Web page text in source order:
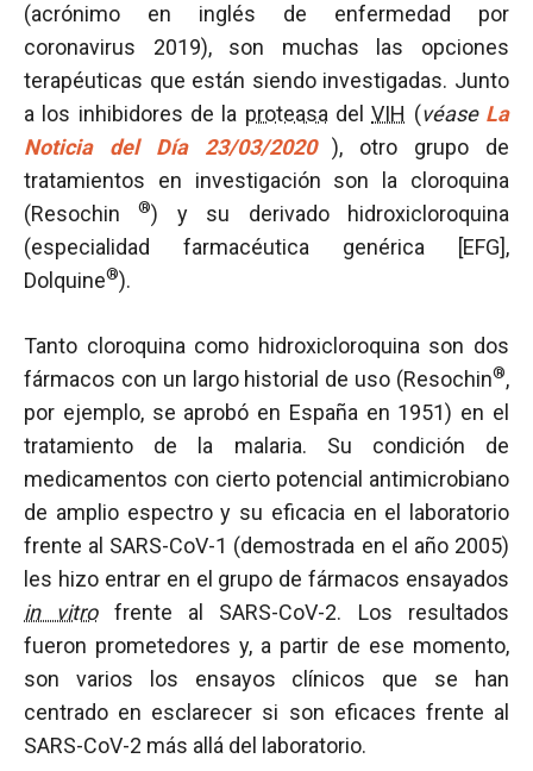
(acrónimo en inglés de enfermedad por
coronavirus 2019), son muchas las opciones
terapéuticas que están siendo investigadas. Junto
a los inhibidores de la proteasa delVIH (véase La
Noticia del Día 23/03/2020
), otro grupo de
tratamientos en investigación son la cloroquina
(Resochin®) y su derivado hidroxicloroquina
(especialidad farmacéutica genérica [EFG],
Dolquine®).
Tanto cloroquina como hidroxicloroquina son dos
fármacos con un largo historial de uso (Resochin®,
por ejemplo, se aprobó en España en 1951) en el
tratamiento de la malaria. Su condición de
medicamentos con cierto potencial antimicrobiano
de amplio espectro y su eficacia en el laboratorio
frente al SARS-CoV-1 (demostrada en el año 2005)
les hizo entrar en el grupo de fármacos ensayados
in vitrofrente al SARS-CoV-2. Los resultados
fueron prometedores y, a partir de ese momento,
son varios los ensayos clínicos que se han
centrado en esclarecer si son eficaces frente al
SARS-CoV-2 más allá del laboratorio.